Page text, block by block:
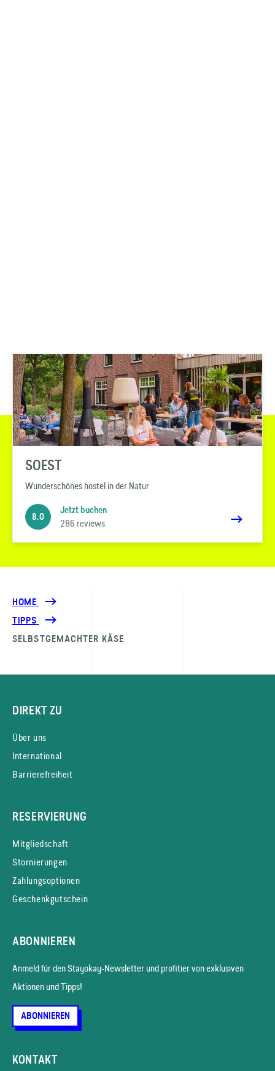
SOEST
Wunderschönes hostel in der Natur
8.0
Jetzt buchen
286 reviews
HOME
TIPPS
SELBSTGEMACHTER KÄSE
DIREKT ZU
Über uns
International
Barrierefreiheit
RESERVIERUNG
Mitgliedschaft
Stornierungen
Zahlungsoptionen
Geschenkgutschein
ABONNIEREN
Anmeld für den Stayokay-News­letter und profitier von exklusiven
Aktionen und Tipps!
ABONNIEREN
KONTAKT